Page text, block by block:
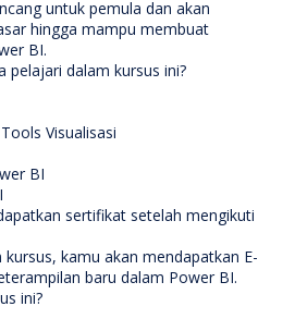
untuk pemula dan akan
hingga mampu membuat
BI.
pelajari dalam kursus ini?
Visualisasi
BI
sertifikat setelah mengikuti
kursus, kamu akan mendapatkan E-
baru dalam Power BI.
ini?